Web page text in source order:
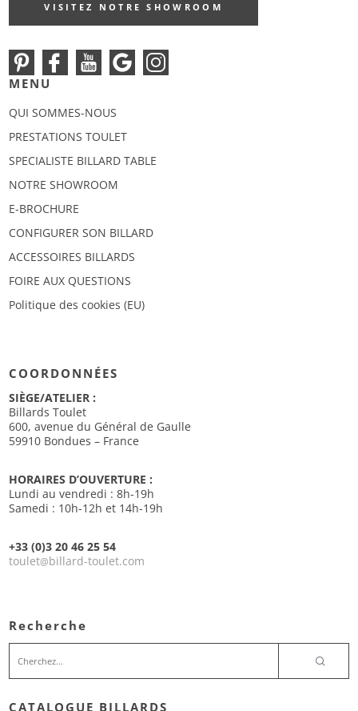
VISITEZ NOTRE SHOWROOM
MENU
QUI SOMMES-NOUS
PRESTATIONS TOULET
SPECIALISTE BILLARD TABLE
NOTRE SHOWROOM
E-BROCHURE
CONFIGURER SON BILLARD
ACCESSOIRES BILLARDS
FOIRE AUX QUESTIONS
Politique des cookies (EU)
COORDONNÉES
SIÈGE/ATELIER :
Billards Toulet
600, avenue du Général de Gaulle
59910 Bondues – France
HORAIRES D’OUVERTURE :
Lundi au vendredi : 8h-19h
Samedi : 10h-12h et 14h-19h
+33 (0)3 20 46 25 54
toulet@billard-toulet.com
Recherche
CATALOGUE BILLARDS